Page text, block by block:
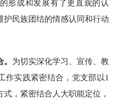
形成和发展有了更直观的认
护民族团结的情感认同和行动
为切实深化学习、宣传、教
作实践紧密结合，党支部以1
，紧密结合人大职能定位，